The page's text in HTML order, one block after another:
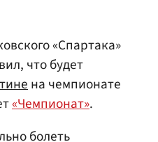
«Спартака»
что будет
на чемпионате
«Чемпионат».
болеть